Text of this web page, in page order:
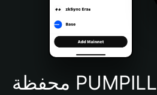
Português (Brasil)
Español (Argentina)
محفظة PUMPILL